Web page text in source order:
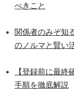
べきこと
関係者のみぞ知
のノルマと賢い
【登録前に最
手順を徹底解説